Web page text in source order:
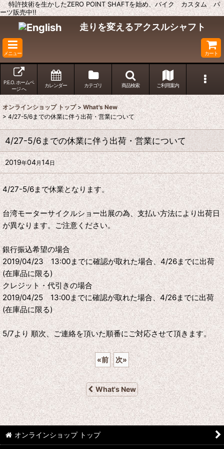
特許技術を生かしたZERO POINT SHAFTを始め、バイク カスタム パ
ーツ販売中!!
走りを変えるアクスルシャフト
メニュー カート
P.E.O. ホームペ
ージ へ
カレンダー カテゴリ 商品検索 ご利用案内
オンラインショップ トップ > What's New
> 4/27-5/6までの休業に伴う出荷・営業について
4/27-5/6までの休業に伴う出荷・営業について
2019年04月14日
4/27-5/6まで休業となります。
台湾モーターサイクルショー出展の為、支払い方法により出荷日
が異なります。ご注意ください。
銀行振込希望の場合
2019/04/23 13:00までに確認が取れた場合、4/26までに出荷
(在庫品に限る)
クレジット・代引きの場合
2019/04/25 13:00までに確認が取れた場合、4/26までに出荷
(在庫品に限る)
5/7より 順次、ご連絡を頂いた順番にご対応させて頂きます。
«前 次»
What's New
オンラインショップ トップ